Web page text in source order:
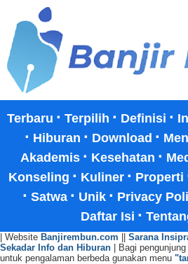
Terbaru · Terpilih · Definisi ·
· Hiburan · Download ·
Akademis · Kesehatan ·
Konseling · Kuliner · Properti
· Satwa · Unik · Privacy
Daftar Isi ·
| Website Banjirembun.com || Sarana
Sekadar Info dan Hiburan | Bagi
untuk pengalaman berbeda gunakan menu